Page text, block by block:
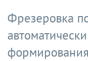
Фрезеровка